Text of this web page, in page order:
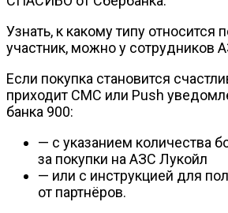
Узнать, к какому типу относится
участник, можно у сотрудников
Если покупка становится
приходит СМС или Push
банка 900:
— с указанием количества
за покупки на АЗС Лукойл
— или с инструкцией для
от партнёров.